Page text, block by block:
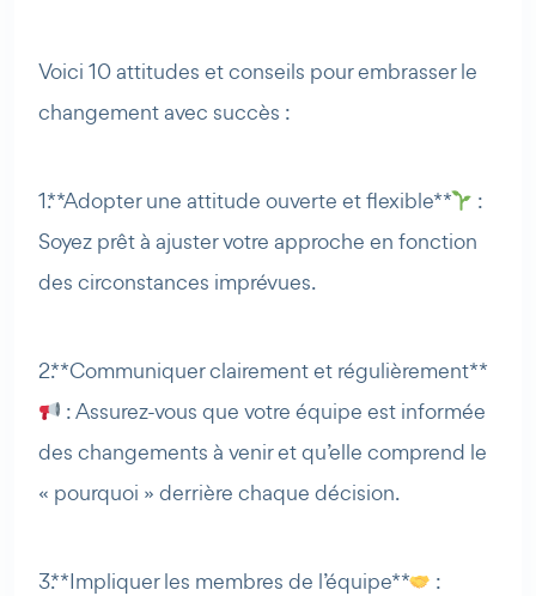
Voici 10 attitudes et conseils pour embrasser le
changement avec succès :
1. **Adopter une attitude ouverte et flexible**
:
Soyez prêt à ajuster votre approche en fonction
des circonstances imprévues.
2. **Communiquer clairement et régulièrement**
: Assurez-vous que votre équipe est informée
des changements à venir et qu’elle comprend le
« pourquoi » derrière chaque décision.
3. **Impliquer les membres de l’équipe**
: